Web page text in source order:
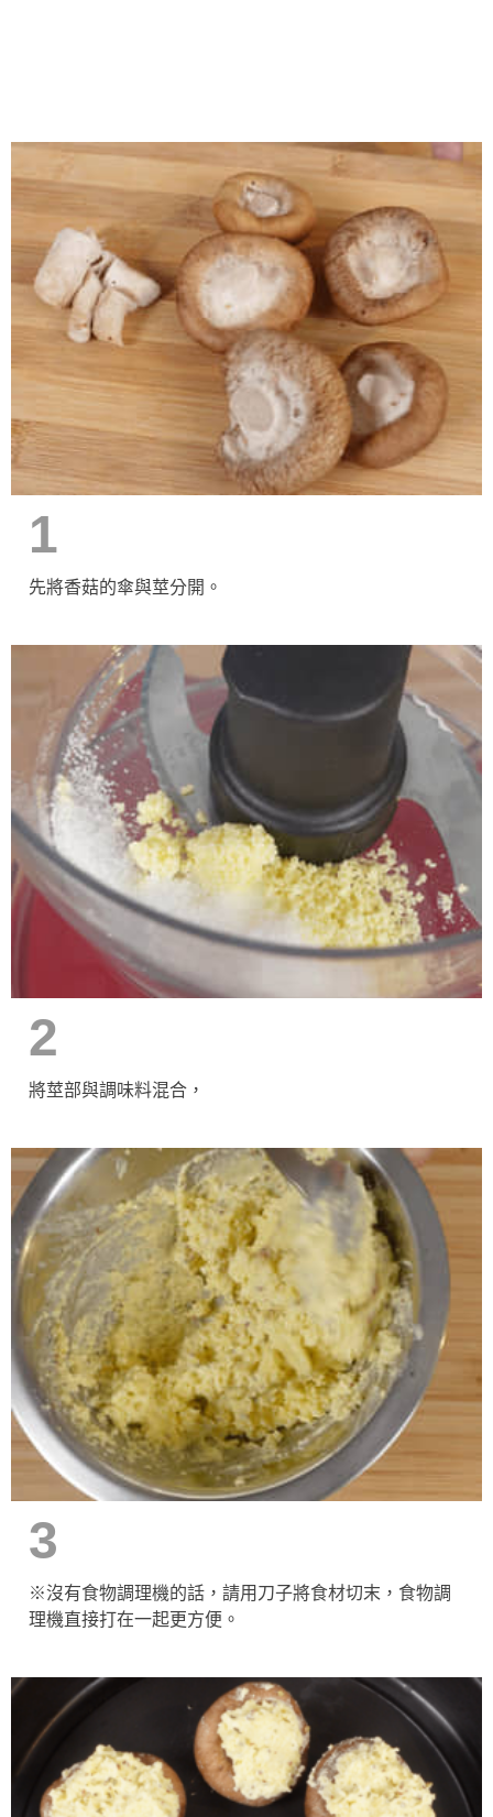
1
先將香菇的傘與莖分開。
2
將莖部與調味料混合，
3
※沒有食物調理機的話，請用刀子將食材切末，食物調
理機直接打在一起更方便。